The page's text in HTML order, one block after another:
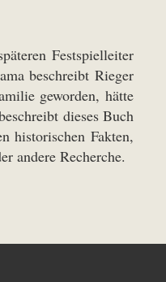
Festspielleiter
beschreibt Rieger
geworden, hätte
dieses Buch
historischen Fakten,
andere Recherche.